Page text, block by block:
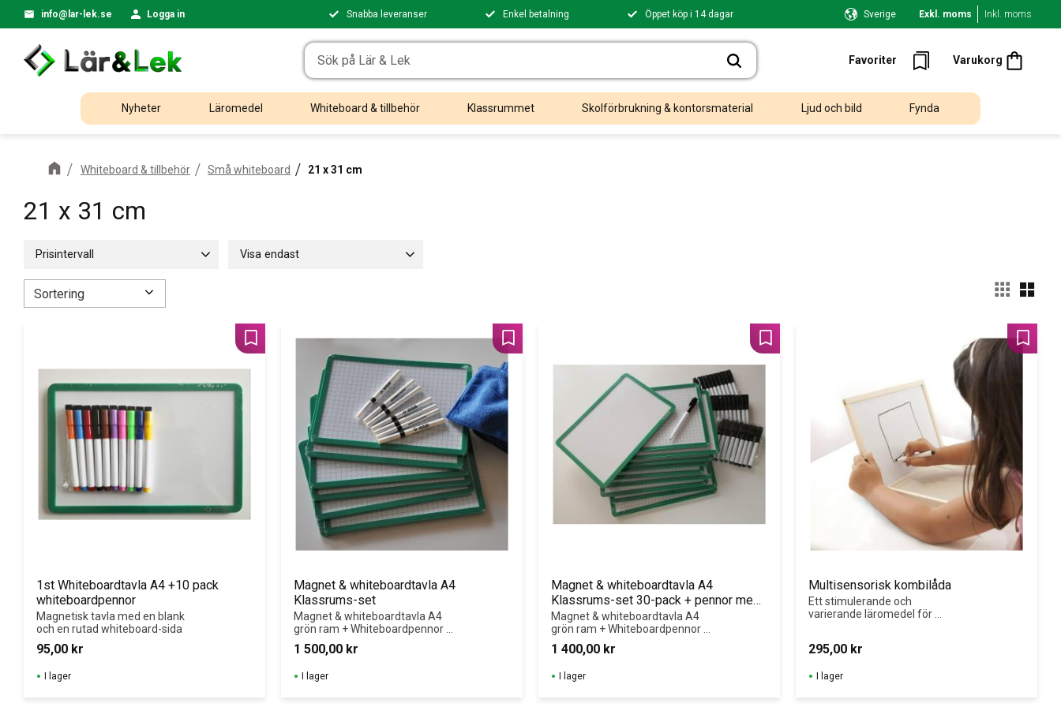
info@lar-lek.se Logga in Snabba leveranser Enkel betalning Öppet köp i 14 dagar Sverige Exkl. moms Inkl. moms
Favoriter Varukorg
Favoriter
Nyheter Läromedel Whiteboard & tillbehör Klassrummet Skolförbrukning & kontorsmaterial Ljud och bild Fynda
Whiteboard & tillbehör Små whiteboard 21 x 31 cm
21 x 31 cm
Prisintervall
95
Visa endast
1st Whiteboardtavla A4 +10 pack
whiteboardpennor
Magnetisk tavla med en blank
och en rutad whiteboard-sida
95,00 kr
Lägg till i favoriter
I lager
Magnet & whiteboardtavla A4
Klassrums-set
Magnet & whiteboardtavla A4
grön ram + Whiteboardpennor
& Mikrofiberdukar 30-pack.
Ergonomisk utformning med
whiteboard.
1 500,00 kr
Lägg till i favoriter
I lager
Magnet & whiteboardtavla A4
Klassrums-set 30-pack + pennor med
tavelsudd
Magnet & whiteboardtavla A4
grön ram + Whiteboardpennor
med tavelsudd.  Ergonomisk
utformning med rundade hörn.
1 400,00 kr
Lägg till i favoriter
I lager
Multisensorisk kombilåda
Ett stimulerande och
varierande läromedel för
295,00 kr
Lägg
I lager